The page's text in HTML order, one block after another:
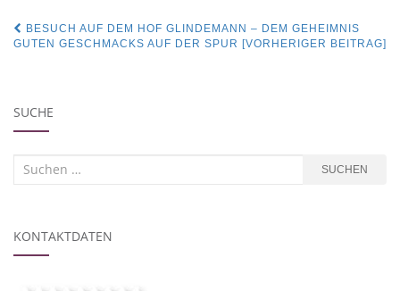
Beitragsnavigation
BESUCH AUF DEM HOF GLINDEMANN – DEM GEHEIMNIS
GUTEN GESCHMACKS AUF DER SPUR [VORHERIGER BEITRAG]
SUCHE
Suchen
nach:
SUCHEN
KONTAKTDATEN